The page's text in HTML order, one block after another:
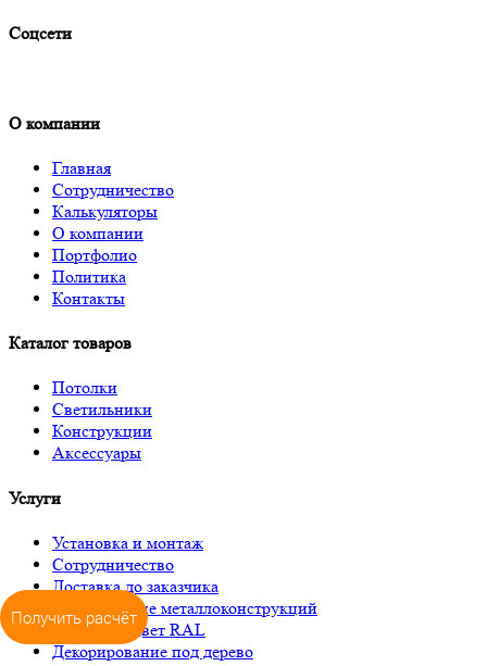
Соцсети
О компании
Главная
Сотрудничество
Калькуляторы
О компании
Портфолио
Политика
Контакты
Каталог товаров
Потолки
Светильники
Конструкции
Аксессуары
Услуги
Установка и монтаж
Сотрудничество
Доставка до заказчика
Изготовление металлоконструкций
Окраска в цвет RAL
Декорирование под дерево
Получить расчёт